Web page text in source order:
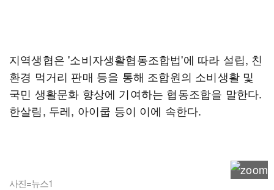
지역생협은 '소비자생활협동조합법'에 따라 설립, 친
환경 먹거리 판매 등을 통해 조합원의 소비생활 및
국민 생활문화 향상에 기여하는 협동조합을 말한다.
한살림, 두레, 아이쿱 등이 이에 속한다.
사진=뉴스1